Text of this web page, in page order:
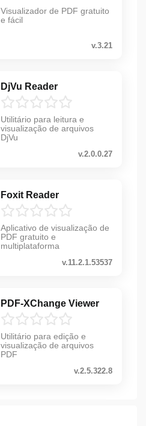
Visualizador de PDF gratuito
e fácil
v.3.21
DjVu Reader
Utilitário para leitura e
visualização de arquivos
DjVu
v.2.0.0.27
Foxit Reader
Aplicativo de visualização de
PDF gratuito e
multiplataforma
v.11.2.1.53537
PDF-XChange Viewer
Utilitário para edição e
visualização de arquivos
PDF
v.2.5.322.8